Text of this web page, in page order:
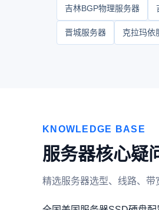
吉林BGP物理服务器
晋城服务器 克拉玛依
KNOWLEDGE BASE
服务器核心疑
精选服务器选型、线路、带